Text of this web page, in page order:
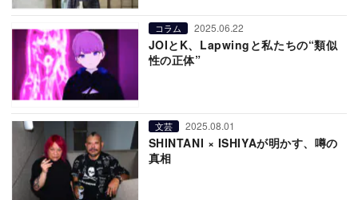
コラム 2025.06.22
JOIとK、Lapwingと私たちの“類似
性の正体”
文芸 2025.08.01
SHINTANI × ISHIYAが明かす、噂の
真相